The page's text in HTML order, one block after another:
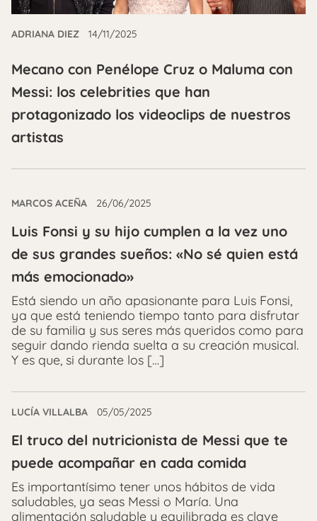
ADRIANA DIEZ 14/11/2025
Mecano con Penélope Cruz o Maluma con
Messi: los celebrities que han
protagonizado los videoclips de nuestros
artistas
MARCOS ACEÑA 26/06/2025
Luis Fonsi y su hijo cumplen a la vez uno
de sus grandes sueños: «No sé quien está
más emocionado»
Está siendo un año apasionante para Luis Fonsi,
ya que está teniendo tiempo tanto para disfrutar
de su familia y sus seres más queridos como para
seguir dando rienda suelta a su creación musical.
Y es que, si durante los […]
LUCÍA VILLALBA 05/05/2025
El truco del nutricionista de Messi que te
puede acompañar en cada comida
Es importantísimo tener unos hábitos de vida
saludables, ya seas Messi o María. Una
alimentación saludable y equilibrada es clave